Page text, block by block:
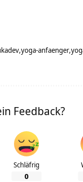
yoga-anfaenger
Feedback?
Schläfrig
0